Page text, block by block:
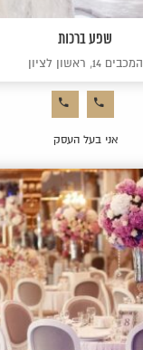
שפע ברכות
המכבים 14, ראשון לציון
אני בעל העסק